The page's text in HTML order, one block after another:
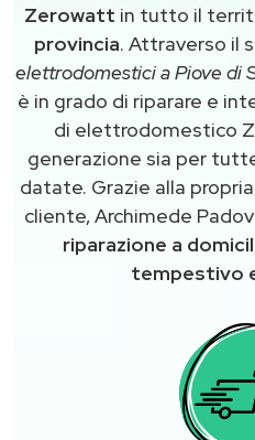
Zerowatt in tutto il
provincia. Attraverso il
elettrodomestici a Piove di
è in grado di riparare e
di elettrodomestico
generazione sia per
datate. Grazie alla
cliente, Archimede
riparazione a
tempestivo